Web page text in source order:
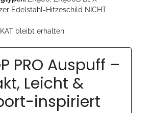
Edelstahl-Hitzeschild NICHT
bleibt erhalten
PRO Auspuff –
Leicht &
inspiriert